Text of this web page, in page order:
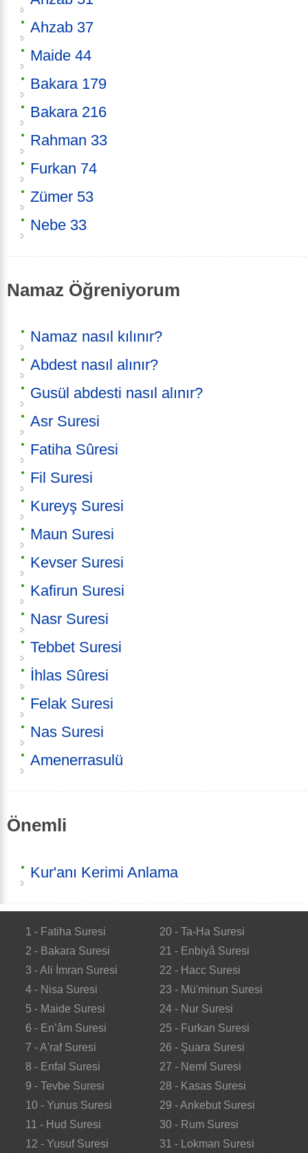
Ahzab 37
Maide 44
Bakara 179
Bakara 216
Rahman 33
Furkan 74
Zümer 53
Nebe 33
Namaz Öğreniyorum
Namaz nasıl kılınır?
Abdest nasıl alınır?
Gusül abdesti nasıl alınır?
Asr Suresi
Fatiha Sûresi
Fil Suresi
Kureyş Suresi
Maun Suresi
Kevser Suresi
Kafirun Suresi
Nasr Suresi
Tebbet Suresi
İhlas Sûresi
Felak Suresi
Nas Suresi
Amenerrasulü
Önemli
Kur'anı Kerimi Anlama
1 - Fatiha Suresi
2 - Bakara Suresi
3 - Ali İmran Suresi
4 - Nisa Suresi
5 - Maide Suresi
6 - En’âm Suresi
7 - A'raf Suresi
8 - Enfal Suresi
9 - Tevbe Suresi
10 - Yunus Suresi
11 - Hud Suresi
12 - Yusuf Suresi
20 - Ta-Ha Suresi
21 - Enbiyâ Suresi
22 - Hacc Suresi
23 - Mü'minun Suresi
24 - Nur Suresi
25 - Furkan Suresi
26 - Şuara Suresi
27 - Neml Suresi
28 - Kasas Suresi
29 - Ankebut Suresi
30 - Rum Suresi
31 - Lokman Suresi